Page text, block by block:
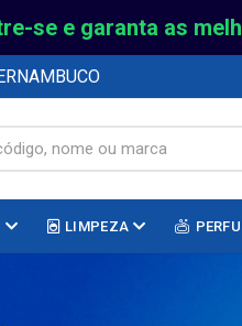
se e garanta as
LIMPEZA